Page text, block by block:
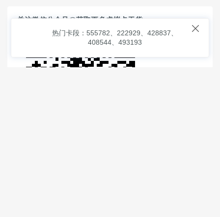
关注微信公众号@获取更多虚拟卡干货

热门卡段：555782、222929、428837、
408544、493193